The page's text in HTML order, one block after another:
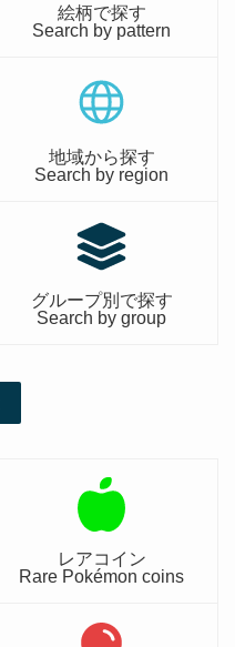
絵柄で探す
Search by pattern
地域から探す
Search by region
グループ別で探す
Search by group
レアコイン
Rare Pokémon coins